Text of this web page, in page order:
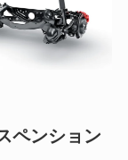
ペンション